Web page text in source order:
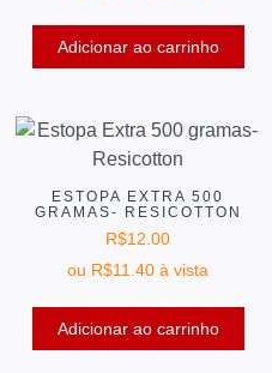
Adicionar ao carrinho
ESTOPA EXTRA 500
GRAMAS- RESICOTTON
R$12.00
ou R$11.40 à vista
Adicionar ao carrinho